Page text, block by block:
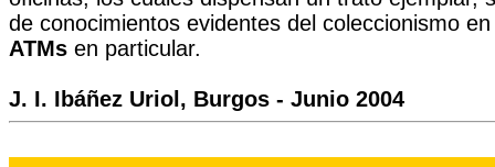
de conocimientos evidentes del coleccionismo
ATMs en particular.
J. I. Ibáñez Uriol, Burgos - Junio 2004